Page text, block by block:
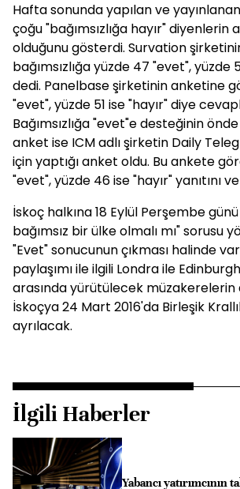
Hafta sonunda yapılan ve
çoğu "bağımsızlığa hayır" diyenlerin
olduğunu gösterdi. Survation
bağımsızlığa yüzde 47 "evet", yüzde
dedi. Panelbase şirketinin anketine
"evet", yüzde 51 ise "hayır" diye
Bağımsızlığa "evet"e desteğinin önde
anket ise ICM adlı şirketin Daily
için yaptığı anket oldu. Bu ankete
"evet", yüzde 46 ise "hayır" yanıtını
İskoç halkına 18 Eylül Perşembe
bağımsız bir ülke olmalı mı" sorusu
"Evet" sonucunun çıkması halinde
paylaşımı ile ilgili Londra ile
arasında yürütülecek müzakerelerin
İskoçya 24 Mart 2016'da Birleşik
ayrılacak.
İlgili Haberler
Yabancı yatırımcının